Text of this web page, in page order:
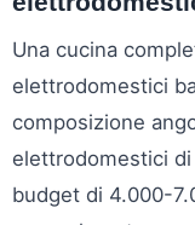
Una cucina
elettrodomestici
composizione
elettrodomestici
budget di 4.000-